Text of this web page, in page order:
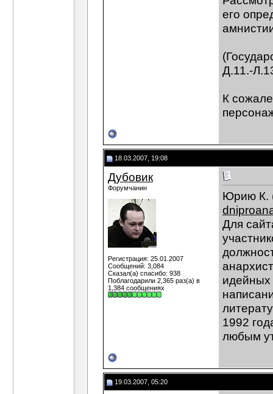
его
Д.11.-
К
18.03.2007, 19:08
Дубовик
Форумчанин
Регистрация: 25.01.2007
Сообщений: 3,084
Сказал(а) спасибо: 938
Поблагодарили 2,365 раз(а) в
1,384 сообщениях
Юрию К.
Для
идейных
1992
любым
19.03.2007, 05:20